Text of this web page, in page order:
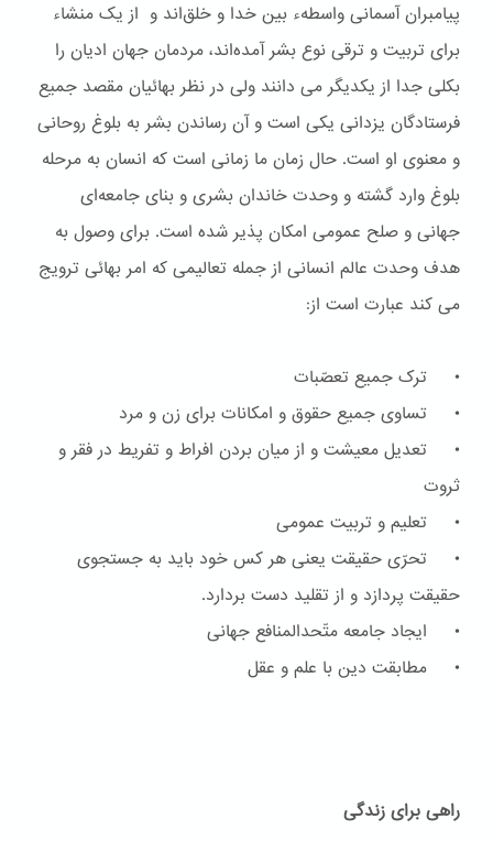
پیامبران آسمانی واسطهء بین خدا و خلق‌اند و از یک منشاء
برای تربیت و ترقی نوع بشر آمده‌اند، مردمان جهان ادیان را
بکلی جدا از یکدیگر می دانند ولی در نظر بهائیان مقصد جمیع
فرستادگان یزدانی یکی است و آن رساندن بشر به بلوغ روحانی
و معنوی او است. حال زمان ما زمانی است که انسان به مرحله
بلوغ وارد گشته و وحدت خاندان بشری و بنای جامعه‌ای
جهانی و صلح عمومی امکان پذیر شده است. برای وصول به
هدف وحدت عالم انسانی از جمله تعالیمی که امر بهائی ترویج
می کند عبارت است از:
• ترک جمیع تعصّبات
• تساوی جمیع حقوق و امکانات برای زن و مرد
• تعدیل معیشت و از میان بردن افراط و تفریط در فقر و
ثروت
• تعلیم و تربیت عمومی
• تحرّی حقیقت یعنی هر کس خود باید به جستجوی
حقیقت پردازد و از تقلید دست بردارد.
• ایجاد جامعه متّحدالمنافع جهانی
• مطابقت دین با علم و عقل
راهی برای زندگی